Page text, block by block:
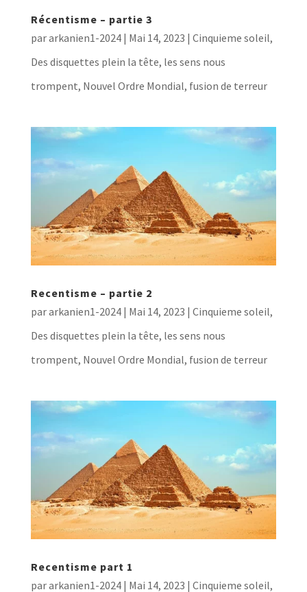
Récentisme – partie 3
pararkanien1-2024| Mai 14, 2023 | Cinquieme soleil,
Des disquettes plein la tête, les sens nous
trompent, Nouvel Ordre Mondial, fusion de terreur
Recentisme – partie 2
pararkanien1-2024| Mai 14, 2023 | Cinquieme soleil,
Des disquettes plein la tête, les sens nous
trompent, Nouvel Ordre Mondial, fusion de terreur
Recentisme part 1
pararkanien1-2024| Mai 14, 2023 | Cinquieme soleil,